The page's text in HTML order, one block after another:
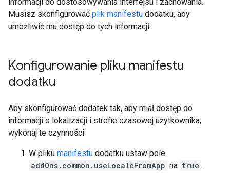
Musisz skonfigurować plik manifestu dodatku, aby
umożliwić mu dostęp do tych informacji.
Konfigurowanie pliku manifestu
dodatku
Aby skonfigurować dodatek tak, aby miał dostęp do
informacji o lokalizacji i strefie czasowej użytkownika,
wykonaj te czynności:
W pliku manifestu dodatku ustaw pole
addOns.common.useLocaleFromApp na true .